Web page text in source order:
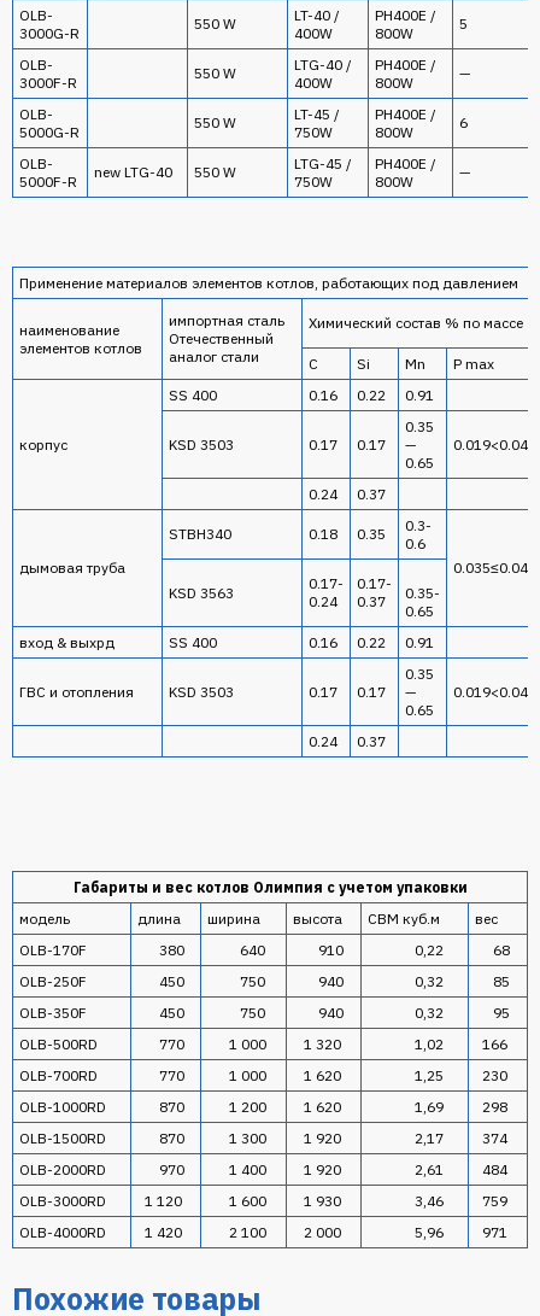
OLB-
3000G-R
550 W
LT-40 /
400W
PH400E /
800W
5
OLB-
3000F-R
550 W
LTG-40 /
400W
PH400E /
800W
—
OLB-
5000G-R
550 W
LT-45 /
750W
PH400E /
800W
6
OLB-
5000F-R
new LTG-40 550 W
LTG-45 /
750W
PH400E /
800W
—
Применение материалов элементов котлов, работающих под давлением
наименование
элементов котлов
импортная сталь
Отечественный
аналог стали
Химический состав % по массе
С Si Mn P max
корпус
SS 400 0.16 0.22 0.91
KSD 3503 0.17 0.17
0.35
—
0.65
0.019<0.04
0.24 0.37
дымовая труба
STBH340 0.18 0.35
0.3-
0.6
0.035≤0.04
KSD 3563
0.17-
0.24
0.17-
0.37
0.35-
0.65
вход & выхрд
SS 400 0.16 0.22 0.91
ГВС и отопления KSD 3503 0.17 0.17
0.35
—
0.65
0.019<0.04
0.24 0.37
Габариты и вес котлов Олимпия с учетом упаковки
модель
длина ширина высота CBM куб.м
вес
OLB-170F
380 640 910 0,22
68
OLB-250F
450 750 940 0,32
85
OLB-350F
450 750 940 0,32
95
OLB-500RD
770 1 000 1 320 1,02
166
OLB-700RD
770 1 000 1 620 1,25
230
OLB-1000RD
870 1 200 1 620 1,69
298
OLB-1500RD
870 1 300 1 920 2,17
374
OLB-2000RD
970 1 400 1 920 2,61
484
OLB-3000RD
1 120 1 600 1 930 3,46
759
OLB-4000RD
1 420 2 100 2 000 5,96 971
Похожие товары